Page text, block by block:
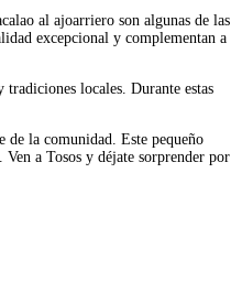
al ajoarriero son algunas de las
excepcional y complementan a
tradiciones locales. Durante estas
de la comunidad. Este pequeño
a Tosos y déjate sorprender por